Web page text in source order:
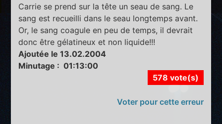
Carrie se prend sur la tête un seau de sang. Le
sang est recueilli dans le seau longtemps avant.
Or, le sang coagule en peu de temps, il devrait
donc être gélatineux et non liquide!!!
Ajoutée le 13.02.2004
Minutage : 01:13:00
578 vote(s)
Voter pour cette erreur